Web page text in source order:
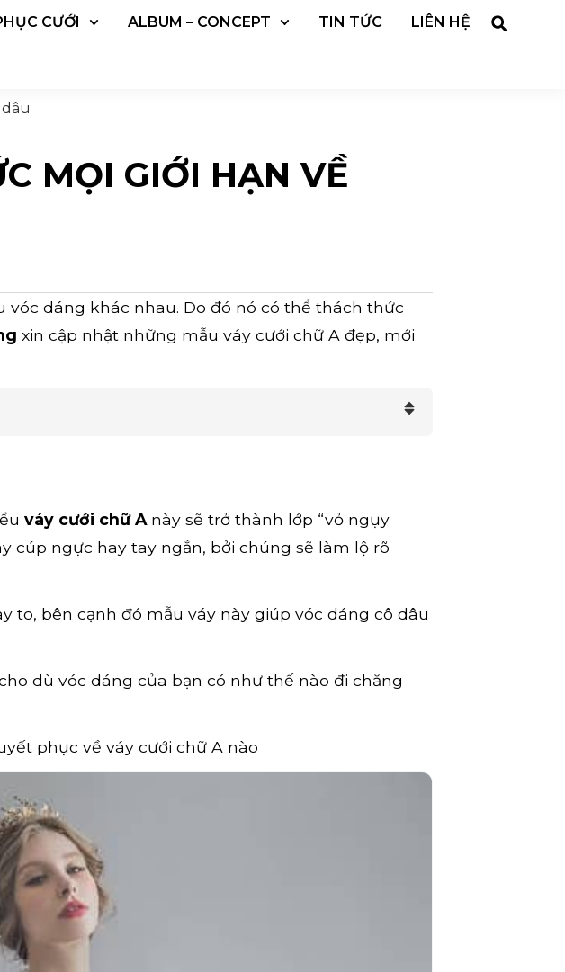
CƯỚI ALBUM – CONCEPT TIN TỨC LIÊN HỆ
MỌI GIỚI HẠN VỀ
dáng khác nhau. Do đó nó có thể thách thức
xin cập nhật những mẫu váy cưới chữ A đẹp, mới
váy cưới chữ Anày sẽ trở thành lớp “vỏ ngụy
cúp ngực hay tay ngắn, bởi chúng sẽ làm lộ rõ
to, bên cạnh đó mẫu váy này giúp vóc dáng cô dâu
dù vóc dáng của bạn có như thế nào đi chăng
phục về váy cưới chữ A nào